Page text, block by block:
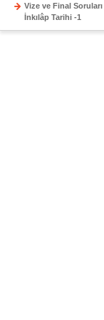
Vize ve Final Soruları
İnkılâp Tarihi -1